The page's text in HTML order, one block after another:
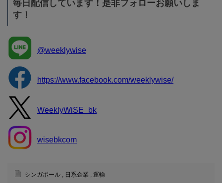
毎日配信しています！是非フォローお願いしま
す！
@weeklywise
https://www.facebook.com/weeklywise/
WeeklyWiSE_bk
wisebkcom
シンガポール , 日系企業 , 運輸